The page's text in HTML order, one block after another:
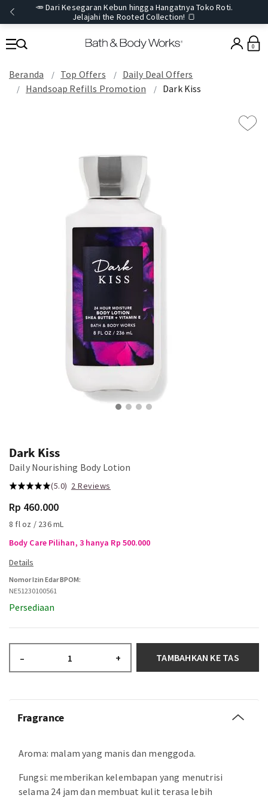
🥕 Dari Kesegaran Kebun hingga Hangatnya Toko Roti.
Jelajahi the Rooted Collection! 🍞
0
Beranda Top Offers
Daily Deal Offers
Handsoap Refills Promotion
Dark Kiss
Dark Kiss
Daily Nourishing Body Lotion
(5.0) 2 Reviews
Rp 460.000
8 fl oz / 236 mL
Body Care Pilihan, 3 hanya Rp 500.000
Nomor Izin Edar BPOM:
NE51230100561
Persediaan
– + TAMBAHKAN KE TAS
Fragrance
Aroma: malam yang manis dan menggoda.
Fungsi: memberikan kelembapan yang menutrisi
selama 24 jam dan membuat kulit terasa lebih